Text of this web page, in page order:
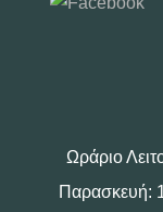
Ωράριο
Παρασκευή: